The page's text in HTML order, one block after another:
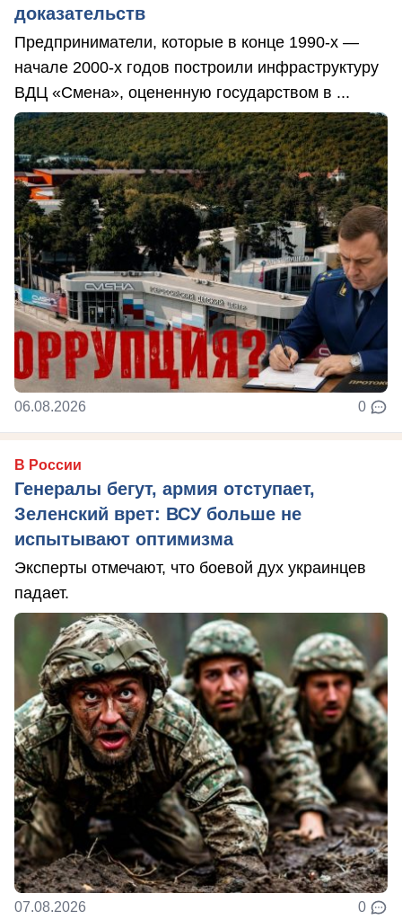
доказательств
Предприниматели, которые в конце 1990-х —
начале 2000-х годов построили инфраструктуру
ВДЦ «Смена», оцененную государством в ...
06.08.2026 0
В России
Генералы бегут, армия отступает,
Зеленский врет: ВСУ больше не
испытывают оптимизма
Эксперты отмечают, что боевой дух украинцев
падает.
07.08.2026 0